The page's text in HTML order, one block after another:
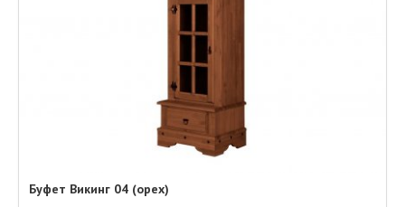
Буфет Викинг 04 (орех)